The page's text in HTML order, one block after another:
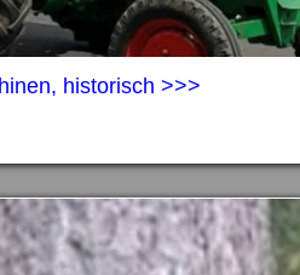
historisch >>>